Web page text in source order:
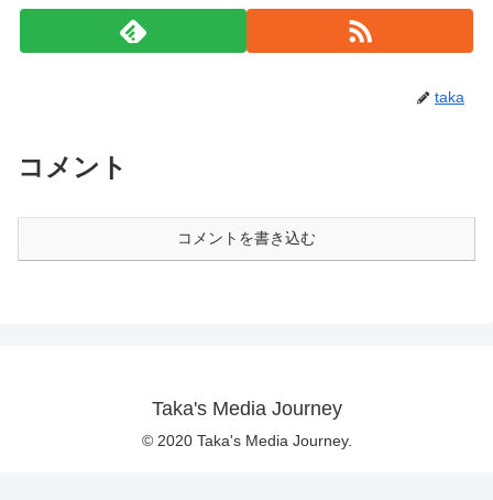
taka
コメント
コメントを書き込む
Taka's Media Journey
© 2020 Taka's Media Journey.